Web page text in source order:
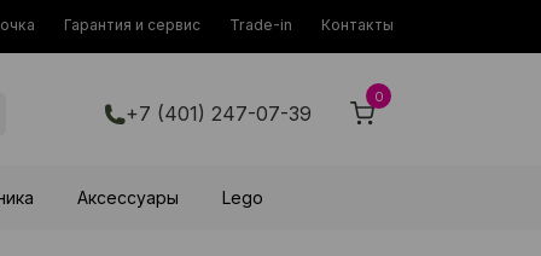
Гарантия и сервис Trade-in Контакты
+7 (401) 247-07-39
0
Аксессуары Lego